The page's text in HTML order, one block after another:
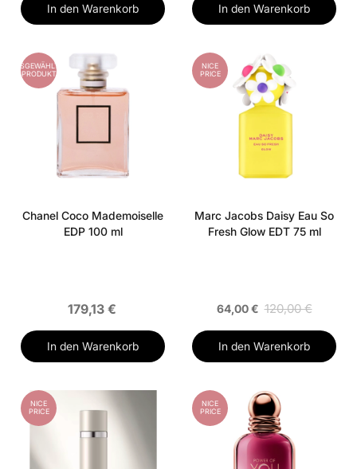
In den Warenkorb In den Warenkorb
AUSGEWÄHLTES
PRODUKT
Chanel Coco Mademoiselle
EDP 100 ml
179,13 €
In den Warenkorb
NICE
PRICE
Marc Jacobs Daisy Eau So
Fresh Glow EDT 75 ml
64,00 € 120,00 €
In den Warenkorb
NICE
PRICE
NICE
PRICE